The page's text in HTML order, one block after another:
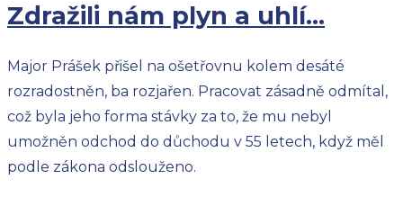
Zdražili nám plyn a uhlí…
Major Prášek přišel na ošetřovnu kolem desáté
rozradostněn, ba rozjařen. Pracovat zásadně odmítal,
což byla jeho forma stávky za to, že mu nebyl
umožněn odchod do důchodu v 55 letech, když měl
podle zákona odslouženo.